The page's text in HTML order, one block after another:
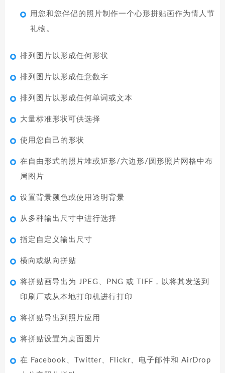
用您和您伴侣的照片制作一个心形拼贴画作为情人节
礼物。
排列图片以形成任何形状
排列图片以形成任意数字
排列图片以形成任何单词或文本
大量标准形状可供选择
使用您自己的形状
在自由形式的照片堆或矩形/六边形/圆形照片网格中布
局图片
设置背景颜色或使用透明背景
从多种输出尺寸中进行选择
指定自定义输出尺寸
横向或纵向拼贴
将拼贴画导出为 JPEG、PNG 或 TIFF，以将其发送到
印刷厂或从本地打印机进行打印
将拼贴导出到照片应用
将拼贴设置为桌面图片
在 Facebook、Twitter、Flickr、电子邮件和 AirDrop